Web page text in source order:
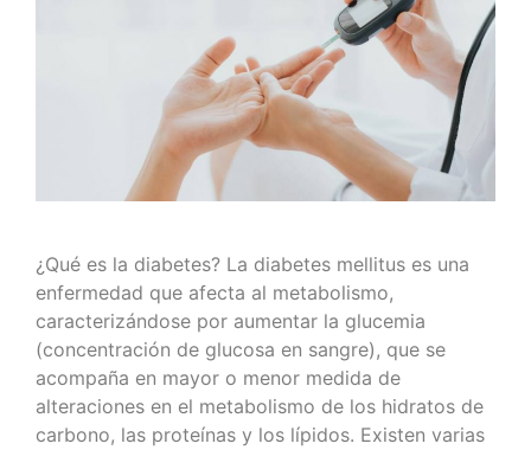
¿Qué es la diabetes? La diabetes mellitus es una
enfermedad que afecta al metabolismo,
caracterizándose por aumentar la glucemia
(concentración de glucosa en sangre), que se
acompaña en mayor o menor medida de
alteraciones en el metabolismo de los hidratos de
carbono, las proteínas y los lípidos. Existen varias